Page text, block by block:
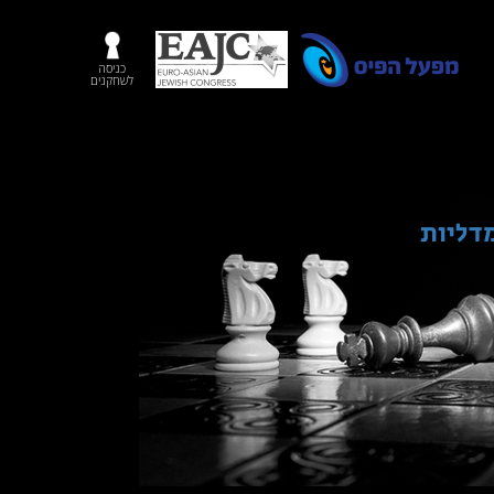
כניסה
לשחקנים